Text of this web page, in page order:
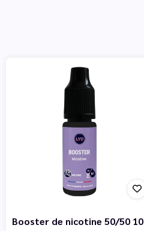
Booster de nicotine 50/50 10